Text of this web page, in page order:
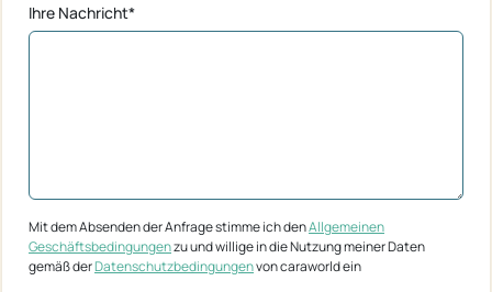
Ihre Nachricht*
Mit dem Absenden der Anfrage stimme ich denAllgemeinen
Geschäftsbedingungenzu und willige in die Nutzung meiner Daten
gemäß derDatenschutzbedingungenvon caraworld ein